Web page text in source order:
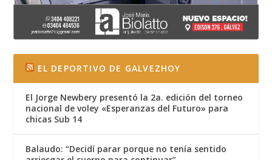
EL DEPORTIVO DE GALVEZHOY
El Jorge Newbery presentó la 2a. edición del torneo
nacional de voley «Esperanzas del Futuro» para
chicas Sub 14
Balaudo: “Decidí parar porque no tenía sentido